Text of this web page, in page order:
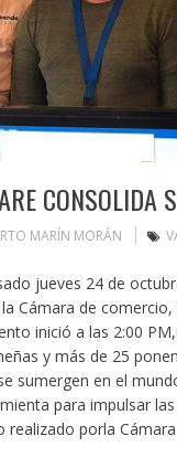
CONSOLIDA
MARÍN MORÁN
jueves 24 de
la Cámara de
inició a las 2:00
y más de 25
sumergen en el
para impulsar
realizado porla